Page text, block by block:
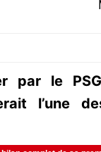
par le
l’une